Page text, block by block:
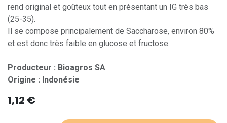
rend original et goûteux tout en présentant un IG très bas
(25-35).
Il se compose principalement de Saccharose, environ 80%
et est donc très faible en glucose et fructose.
Producteur : Bioagros SA
Origine : Indonésie
1,12 €